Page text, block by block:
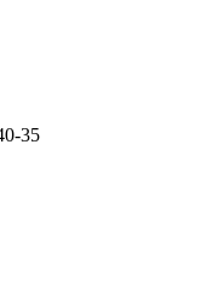
35